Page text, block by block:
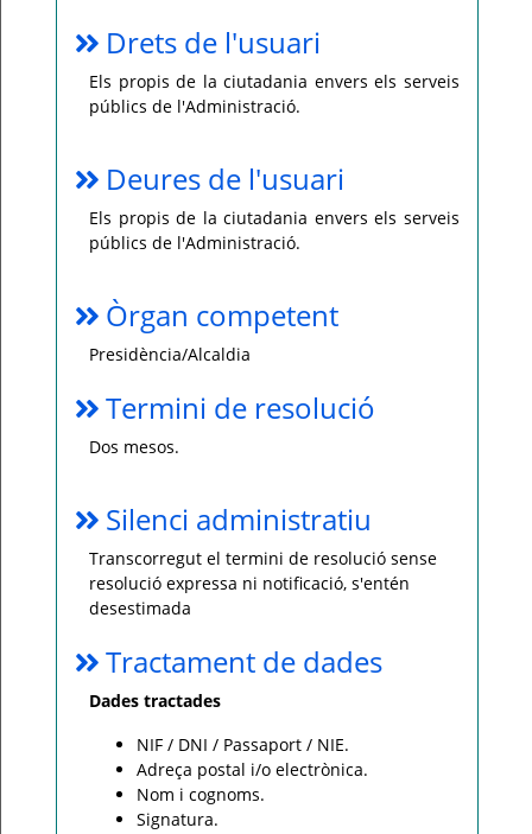
Drets de l'usuari
Els propis de la ciutadania envers els serveis
públics de l'Administració.
Deures de l'usuari
Els propis de la ciutadania envers els serveis
públics de l'Administració.
Òrgan competent
Presidència/Alcaldia
Termini de resolució
Dos mesos.
Silenci administratiu
Transcorregut el termini de resolució sense
resolució expressa ni notificació, s'entén
desestimada
Tractament de dades
Dades tractades
NIF / DNI / Passaport / NIE.
Adreça postal i/o electrònica.
Nom i cognoms.
Signatura.